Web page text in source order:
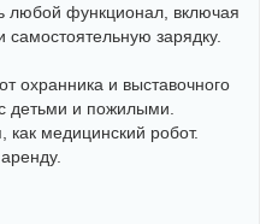
любой функционал, включая
зарядку.
охранника и выставочного
детьми и пожилыми.
как медицинский робот.